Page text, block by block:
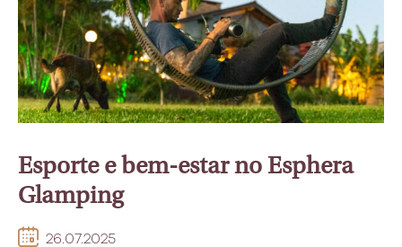
Esporte e bem-estar no Esphera
Glamping
26.07.2025